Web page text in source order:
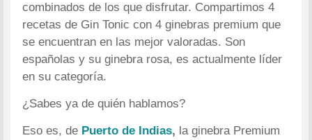
combinados de los que disfrutar. Compartimos 4
recetas de Gin Tonic con 4 ginebras premium que
se encuentran en las mejor valoradas. Son
españolas y su ginebra rosa, es actualmente líder
en su categoría.
¿Sabes ya de quién hablamos?
Eso es, de Puerto de Indias, la ginebra Premium